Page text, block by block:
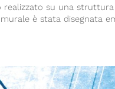
su una
è stata disegnata
genova